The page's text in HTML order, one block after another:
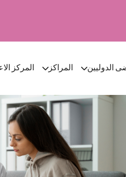
الدوليين المراكز المركز